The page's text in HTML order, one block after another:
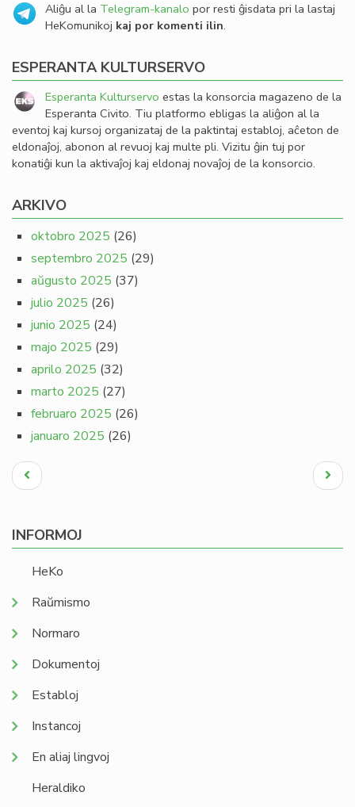
Aliĝu al la Telegram-kanalo por resti ĝisdata pri la lastaj
HeKomunikoj kaj por komenti ilin.
ESPERANTA KULTURSERVO
Esperanta Kulturservo estas la konsorcia magazeno de la
Esperanta Civito. Tiu platformo ebligas la aliĝon al la
eventoj kaj kursoj organizataj de la paktintaj establoj, aĉeton de
eldonaĵoj, abonon al revuoj kaj multe pli. Vizitu ĝin tuj por
konatiĝi kun la aktivaĵoj kaj eldonaj novaĵoj de la konsorcio.
ARKIVO
oktobro 2025 (26)
septembro 2025 (29)
aŭgusto 2025 (37)
julio 2025 (26)
junio 2025 (24)
majo 2025 (29)
aprilo 2025 (32)
marto 2025 (27)
februaro 2025 (26)
januaro 2025 (26)
Pagination
Antaŭa
paĝo
Next
page
INFORMOJ
HeKo
Raŭmismo
Normaro
Dokumentoj
Establoj
Instancoj
En aliaj lingvoj
Heraldiko